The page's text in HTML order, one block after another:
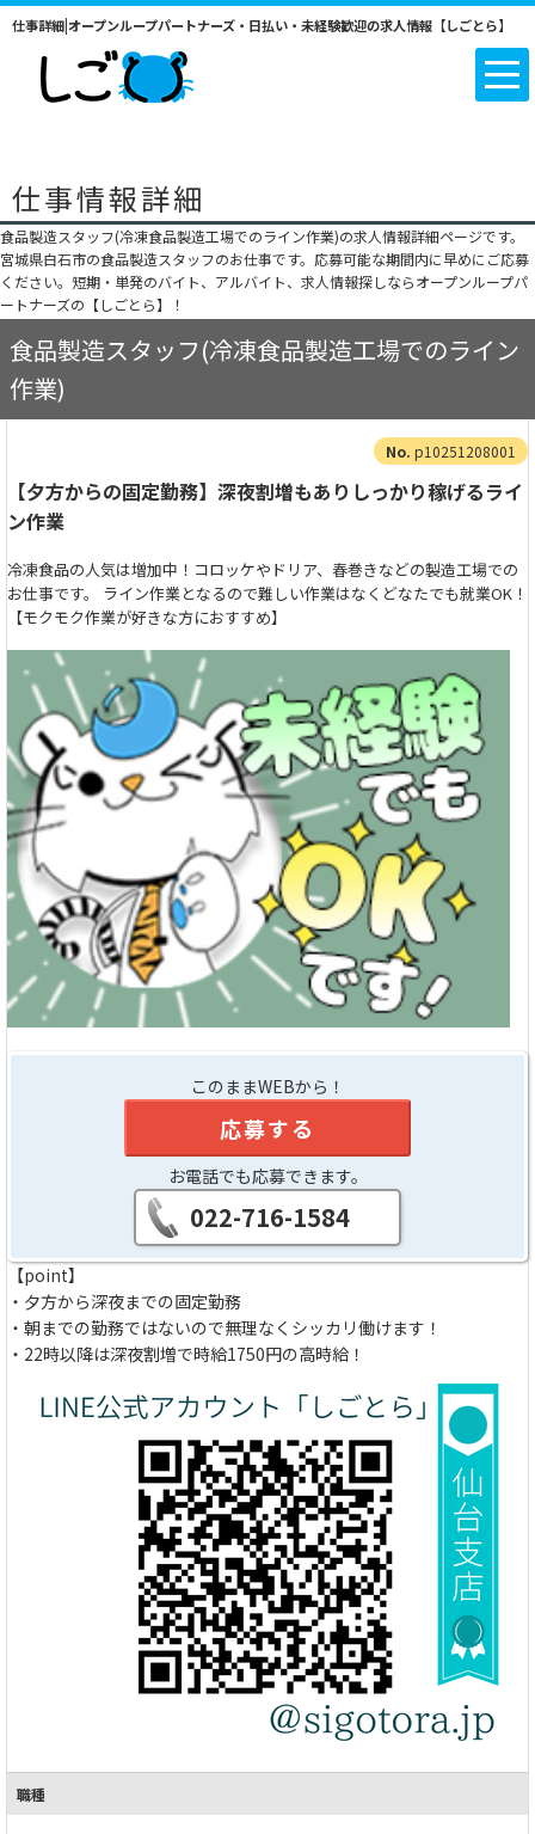
仕事詳細|オープンループパートナーズ・日払い・未経験歓迎の求人情報【しごとら】
仕事情報詳細
食品製造スタッフ(冷凍食品製造工場でのライン作業)の求人情報詳細ページです。
宮城県白石市の食品製造スタッフのお仕事です。応募可能な期間内に早めにご応募
ください。短期・単発のバイト、アルバイト、求人情報探しならオープンループパ
ートナーズの【しごとら】！
食品製造スタッフ(冷凍食品製造工場でのライン
作業)
p10251208001
【夕方からの固定勤務】深夜割増もありしっかり稼げるライ
ン作業
冷凍食品の人気は増加中！コロッケやドリア、春巻きなどの製造工場での
お仕事です。 ライン作業となるので難しい作業はなくどなたでも就業OK！
【モクモク作業が好きな方におすすめ】
このままWEBから！
応募する
お電話でも応募できます。
022-716-1584
【point】
・夕方から深夜までの固定勤務
・朝までの勤務ではないので無理なくシッカリ働けます！
・22時以降は深夜割増で時給1750円の高時給！
職種